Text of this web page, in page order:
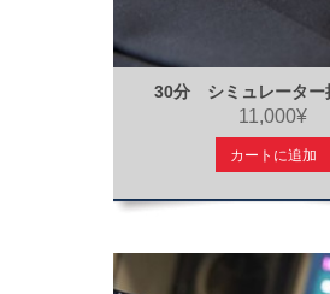
30分 シミュレーター
11,000¥
カートに追加